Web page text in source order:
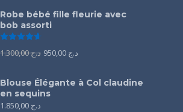
Robe bébé fille fleurie avec
bob assorti
د.ج1.300,00 د.ج
Blouse Élégante à Col claudine
en sequins
د.ج